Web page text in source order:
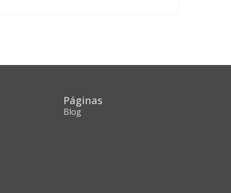
Páginas
Blog